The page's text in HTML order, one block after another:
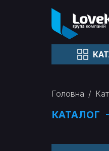
Головна
КАТАЛОГ